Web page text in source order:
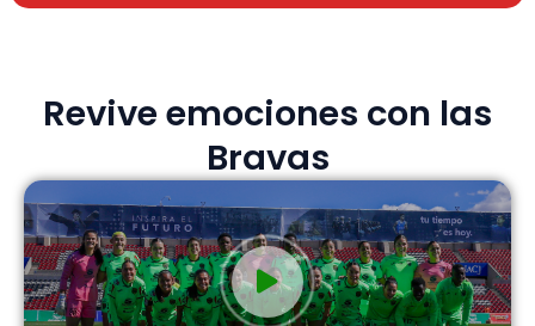
Revive emociones con las
Bravas